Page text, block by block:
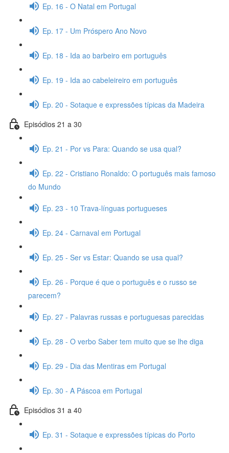
Ep. 16 - O Natal em Portugal
Ep. 17 - Um Próspero Ano Novo
Ep. 18 - Ida ao barbeiro em português
Ep. 19 - Ida ao cabeleireiro em português
Ep. 20 - Sotaque e expressões típicas da Madeira
Episódios 21 a 30
Ep. 21 - Por vs Para: Quando se usa qual?
Ep. 22 - Cristiano Ronaldo: O português mais famoso
do Mundo
Ep. 23 - 10 Trava-línguas portugueses
Ep. 24 - Carnaval em Portugal
Ep. 25 - Ser vs Estar: Quando se usa qual?
Ep. 26 - Porque é que o português e o russo se
parecem?
Ep. 27 - Palavras russas e portuguesas parecidas
Ep. 28 - O verbo Saber tem muito que se lhe diga
Ep. 29 - Dia das Mentiras em Portugal
Ep. 30 - A Páscoa em Portugal
Episódios 31 a 40
Ep. 31 - Sotaque e expressões típicas do Porto